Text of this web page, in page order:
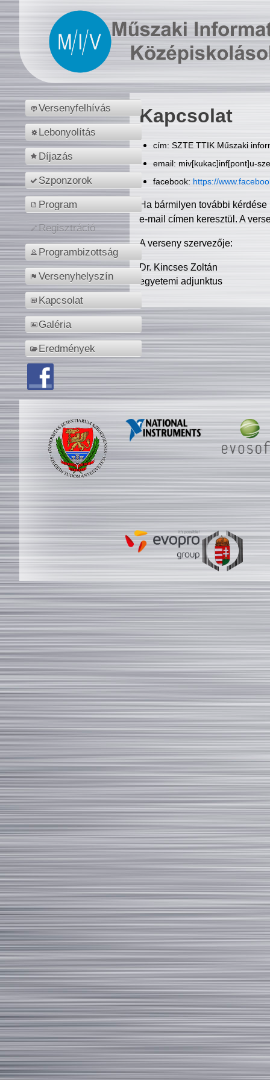
Versenyfelhívás
Lebonyolítás
Díjazás
Szponzorok
Program
Regisztráció
Programbizottság
Versenyhelyszín
Kapcsolat
Galéria
Eredmények
Kapcsolat
cím: SZTE TTIK Műszaki
email: miv[kukac]inf[pont]u-
facebook: https://
Ha bármilyen további
e-mail címen keresztül. A
A verseny szervezője:
Dr. Kincses Zoltán
egyetemi adjunktus